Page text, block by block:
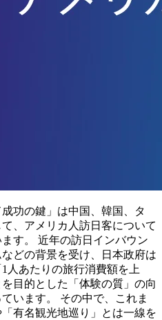
功の鍵」は中国、韓国、タ
、アメリカ人訪日客について
す。 近年の訪日インバウン
どの背景を受け、日本政府は
人あたりの旅行消費額を上
目的とした「体験の質」の向
います。 その中で、これま
有名観光地巡り」とは一線を